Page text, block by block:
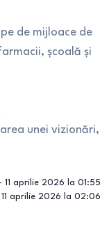
de mijloace de
școală și
unei vizionări,
11 aprilie 2026 la 01:55
11 aprilie 2026 la 02:06